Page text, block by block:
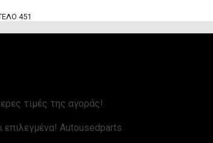
451
τιμές της αγοράς!
επιλεγμένα! Autousedparts